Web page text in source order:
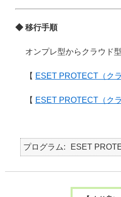
◆ 移行手順
オンプレ型からクラウド
【 ESET PROTECT（ク
【 ESET PROTECT（ク
プログラム ESET